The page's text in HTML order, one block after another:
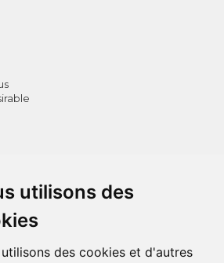
utilisons des
des cookies et d'autres